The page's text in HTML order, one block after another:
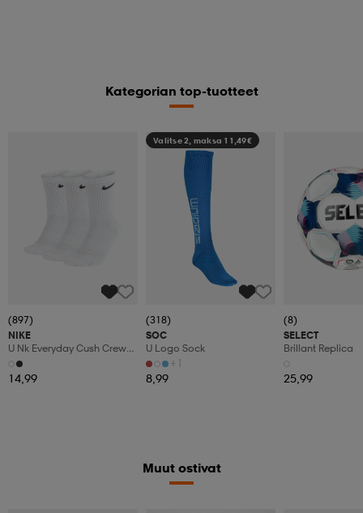
Kategorian top-tuotteet
(897)
NIKE
U Nk Everyday Cush Crew
3pr
14,99
Valitse 2, maksa 11,49€
(318)
SOC
U Logo Sock
+1
8,99
(8)
SELECT
Brillant Replica
25,99
Muut ostivat